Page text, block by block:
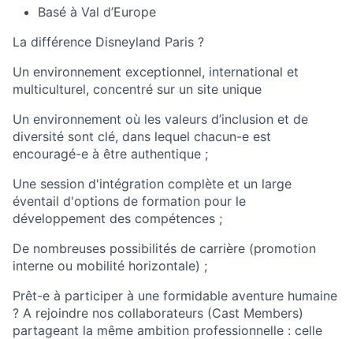
Basé à Val d’Europe
La différence Disneyland Paris ?
Un environnement exceptionnel, international et
multiculturel, concentré sur un site unique
Un environnement où les valeurs d’inclusion et de
diversité sont clé, dans lequel chacun-e est
encouragé-e à être authentique ;
Une session d'intégration complète et un large
éventail d'options de formation pour le
développement des compétences ;
De nombreuses possibilités de carrière (promotion
interne ou mobilité horizontale) ;
Prêt-e à participer à une formidable aventure humaine
? A rejoindre nos collaborateurs (Cast Members)
partageant la même ambition professionnelle : celle